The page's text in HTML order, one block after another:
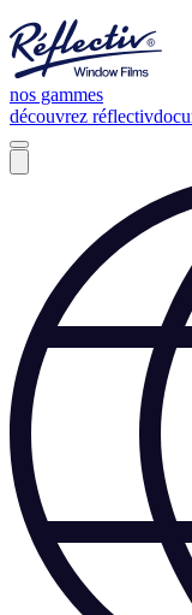
nos gammes
découvrez réflectiv